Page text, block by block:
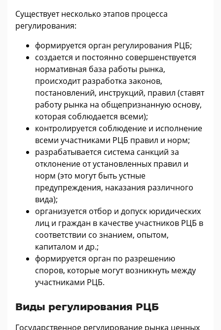
Существует несколько этапов процесса
регулирования:
формируется орган регулирования РЦБ;
создается и постоянно совершенствуется
нормативная база работы рынка,
происходит разработка законов,
постановлений, инструкций, правил (ставят
работу рынка на общепризнанную основу,
которая соблюдается всеми);
контролируется соблюдение и исполнение
всеми участниками РЦБ правил и норм;
разрабатывается система санкций за
отклонение от установленных правил и
норм (это могут быть устные
предупреждения, наказания различного
вида);
организуется отбор и допуск юридических
лиц и граждан в качестве участников РЦБ в
соответствии со знанием, опытом,
капиталом и др.;
формируется орган по разрешению
споров, которые могут возникнуть между
участниками РЦБ.
Виды регулирования РЦБ
Государственное регулирование рынка ценных